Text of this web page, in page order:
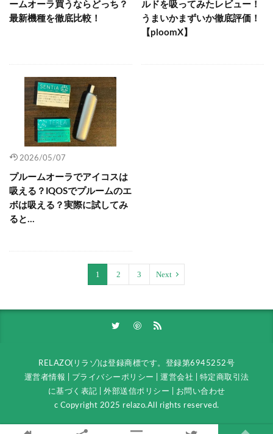
ームオーラ買うならどっち？
最新機種を徹底比較！
ルドを吸ってみたレビュー！
うまいかまずいか徹底評価！
【ploomX】
2026/05/07
プルームオーラでアイコスは
吸える？IQOSでプルームのエ
ボは吸える？実際に試してみ
ると…
1 2 3 Next
RELAZO(リラゾ)は登録商標です。 登録第6945252号
運営者情報
プライバシーポリシー 運営会社
特定商取引法
に基づく表記
外部送信ポリシー
お問い合わせ
c Copyright 2025 relazo.All rights reserved.